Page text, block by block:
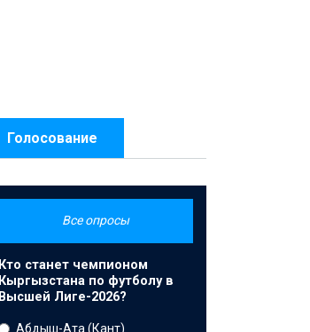
Голосование
Все опросы
Кто станет чемпионом
Кыргызстана по футболу в
Высшей Лиге-2026?
Абдыш-Ата (Кант)